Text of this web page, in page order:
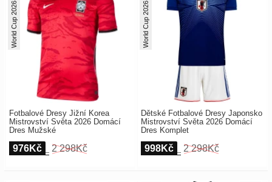
Fotbalové Dresy Jižní Korea
Mistrovství Světa 2026 Domácí
Dres Mužské
World Cup 2026
976Kč 2 298Kč
Dětské Fotbalové Dresy Japonsko
Mistrovství Světa 2026 Domácí
Dres Komplet
World Cup 2026
998Kč 2 298Kč